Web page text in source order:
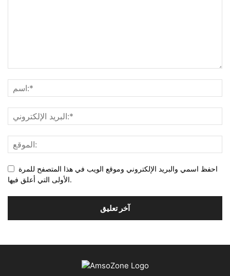
احفظ اسمي والبريد الإلكتروني وموقع الويب في هذا المتصفح للمرة
الأولى التي أعلق فيها.